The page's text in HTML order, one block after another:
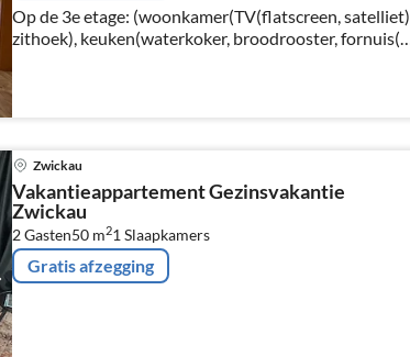
Op de 3e etage: (woonkamer(TV(flatscreen, satelliet),
zithoek), keuken(waterkoker, broodrooster, fornuis(4
koffiezetapparaat(filtermaling)
Zwickau
Vakantieappartement Gezinsvakantie
Zwickau
2 Gasten50 m21 Slaapkamers
Gratis afzegging